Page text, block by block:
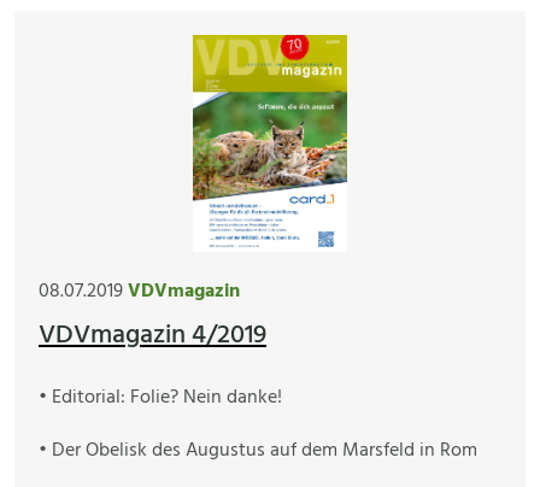
08.07.2019VDVmagazin
VDVmagazin 4/2019
• Editorial: Folie? Nein danke!
• Der Obelisk des Augustus auf dem Marsfeld in Rom